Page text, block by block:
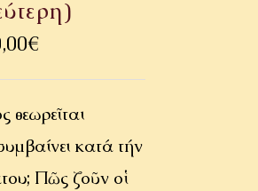
€
θεωρεῖται
κατά τήν
Πῶς ζοῦν οἱ